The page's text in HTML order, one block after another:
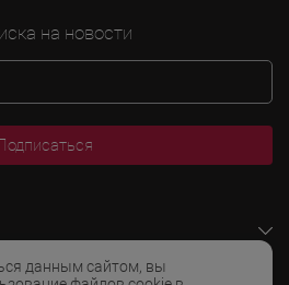
данным сайтом, вы
на новости